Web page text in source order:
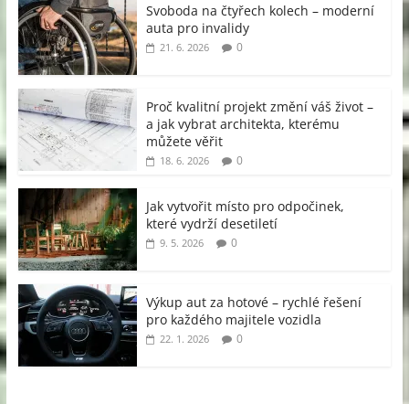
Svoboda na čtyřech kolech – moderní
auta pro invalidy
21. 6. 2026 0
Proč kvalitní projekt změní váš život –
a jak vybrat architekta, kterému
můžete věřit
18. 6. 2026 0
Jak vytvořit místo pro odpočinek,
které vydrží desetiletí
9. 5. 2026 0
Výkup aut za hotové – rychlé řešení
pro každého majitele vozidla
22. 1. 2026 0